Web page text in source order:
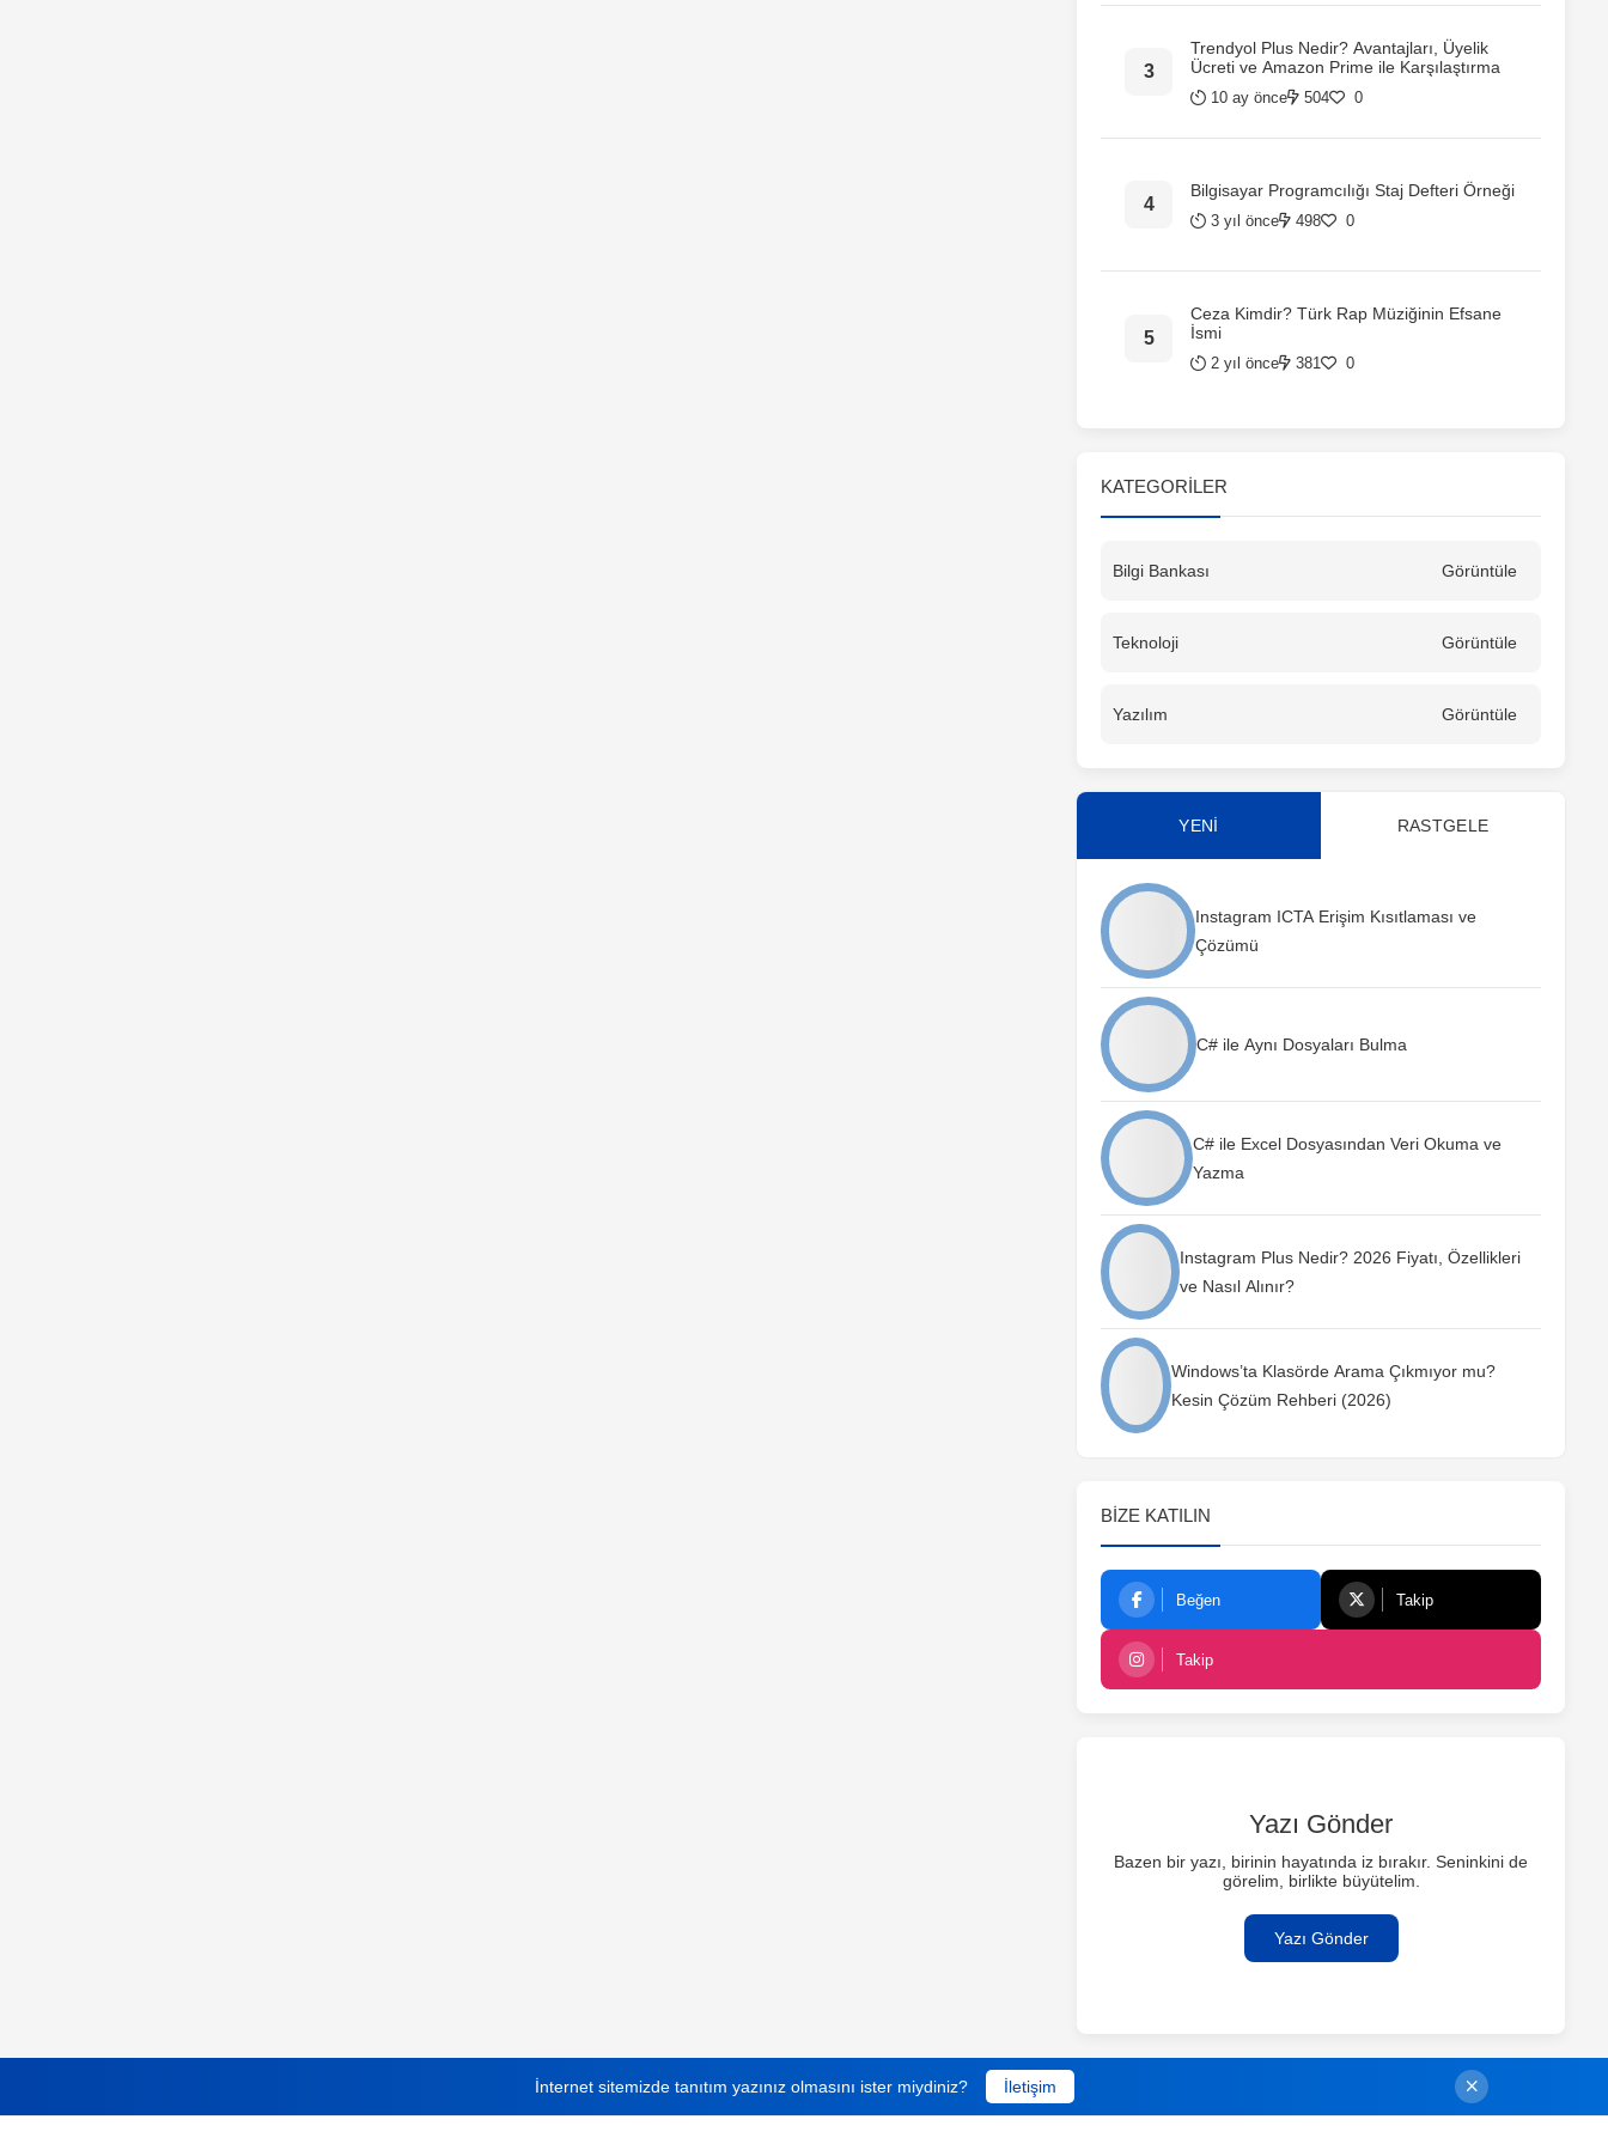
Trendyol Plus Nedir? Avantajları, Üyelik
Ücreti ve Amazon Prime ile Karşılaştırma
10 ay önce 504 0
Bilgisayar Programcılığı Staj Defteri Örneği
3 yıl önce 498 0
Ceza Kimdir? Türk Rap Müziğinin Efsane
İsmi
2 yıl önce 381 0
KATEGORILER
Bilgi Bankası Görüntüle
Teknoloji Görüntüle
Yazılım Görüntüle
YENİ RASTGELE
Instagram ICTA Erişim Kısıtlaması ve
Çözümü
C# ile Aynı Dosyaları Bulma
C# ile Excel Dosyasından Veri Okuma ve
Yazma
Instagram Plus Nedir? 2026 Fiyatı, Özellikleri
ve Nasıl Alınır?
Windows’ta Klasörde Arama Çıkmıyor mu?
Kesin Çözüm Rehberi (2026)
BIZE KATILIN
Beğen Takip
Takip
Yazı Gönder
Bazen bir yazı, birinin hayatında iz bırakır. Seninkini de
görelim, birlikte büyütelim.
Yazı Gönder
İnternet sitemizde tanıtım yazınız olmasını ister miydiniz? İletişim